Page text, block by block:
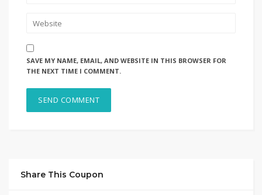
SAVE MY NAME, EMAIL, AND WEBSITE IN THIS BROWSER FOR
THE NEXT TIME I COMMENT.
Share This Coupon